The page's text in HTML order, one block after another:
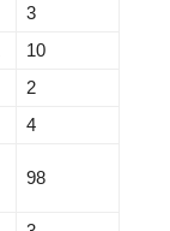
3
10
2
4
98